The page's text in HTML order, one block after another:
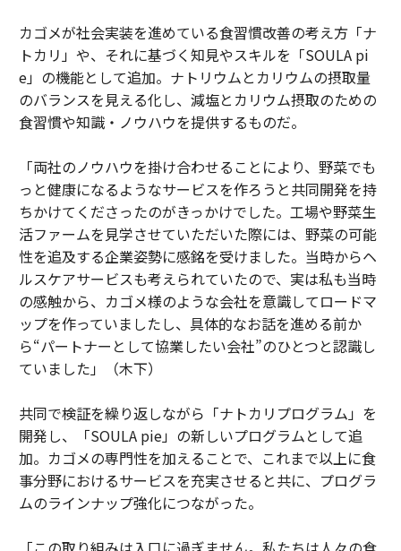
カゴメが社会実装を進めている食習慣改善の考え方「ナ
トカリ」や、それに基づく知見やスキルを「SOULA pi
e」の機能として追加。ナトリウムとカリウムの摂取量
のバランスを見える化し、減塩とカリウム摂取のための
食習慣や知識・ノウハウを提供するものだ。
「両社のノウハウを掛け合わせることにより、野菜でも
っと健康になるようなサービスを作ろうと共同開発を持
ちかけてくださったのがきっかけでした。工場や野菜生
活ファームを見学させていただいた際には、野菜の可能
性を追及する企業姿勢に感銘を受けました。当時からヘ
ルスケアサービスも考えられていたので、実は私も当時
の感触から、カゴメ様のような会社を意識してロードマ
ップを作っていましたし、具体的なお話を進める前か
ら“パートナーとして協業したい会社”のひとつと認識し
ていました」（木下）
共同で検証を繰り返しながら「ナトカリプログラム」を
開発し、「SOULA pie」の新しいプログラムとして追
加。カゴメの専門性を加えることで、これまで以上に食
事分野におけるサービスを充実させると共に、プログラ
ムのラインナップ強化につながった。